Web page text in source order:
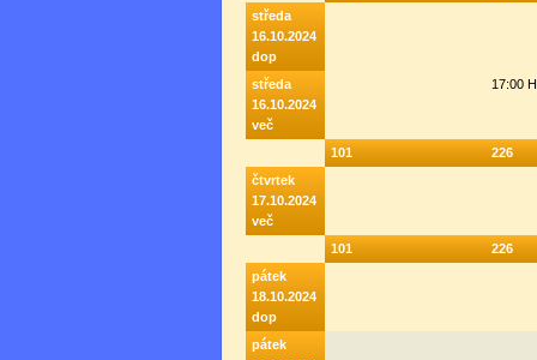
středa
16.10.2024
dop
středa
16.10.2024
več
17:00
101
226
čtvrtek
17.10.2024
več
101
226
pátek
18.10.2024
dop
pátek